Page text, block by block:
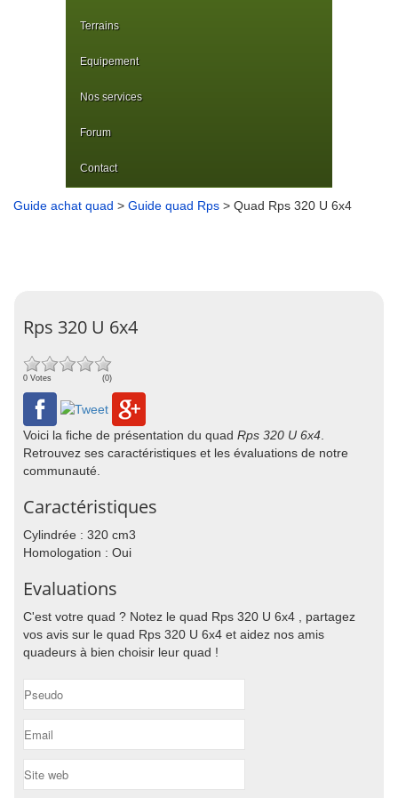
Terrains
Equipement
Nos services
Forum
Contact
Guide achat quad > Guide quad Rps > Quad Rps 320 U 6x4
Rps 320 U 6x4
0 Votes (0)
Voici la fiche de présentation du quad Rps 320 U 6x4
Retrouvez ses caractéristiques et les évaluations de notre
communauté.
Caractéristiques
Cylindrée : 320 cm3
Homologation : Oui
Evaluations
C'est votre quad ? Notez le quad Rps 320 U 6x4 , partagez
vos avis sur le quad Rps 320 U 6x4 et aidez nos amis
quadeurs à bien choisir leur quad !